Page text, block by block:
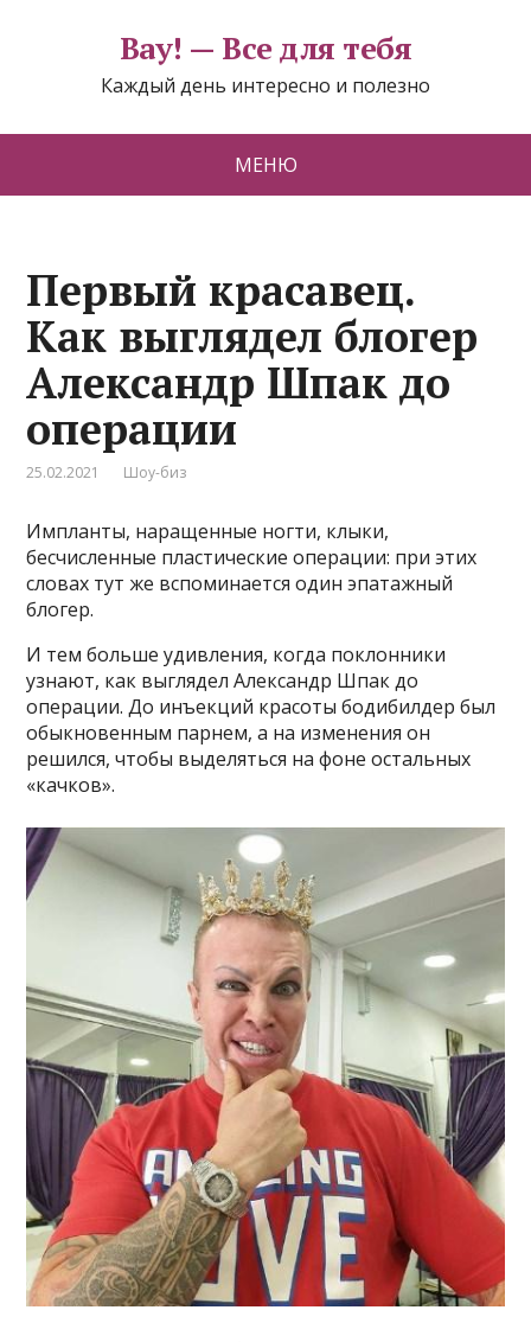
Вау! — Все для тебя
Каждый день интересно и полезно
МЕНЮ
Первый красавец.
Как выглядел блогер
Александр Шпак до
операции
25.02.2021 Шоу-биз
Импланты, наращенные ногти, клыки,
бесчисленные пластические операции: при этих
словах тут же вспоминается один эпатажный
блогер.
И тем больше удивления, когда поклонники
узнают, как выглядел Александр Шпак до
операции. До инъекций красоты бодибилдер был
обыкновенным парнем, а на изменения он
решился, чтобы выделяться на фоне остальных
«качков».